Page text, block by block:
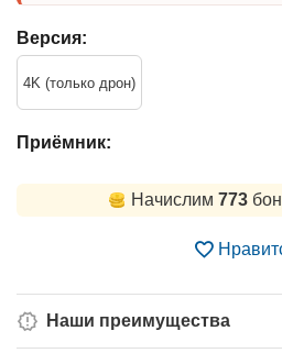
Версия:
4K (только дрон)
Приёмник:
Начислим 773
Наши преимущества